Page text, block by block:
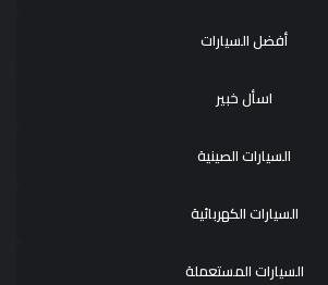
أفضل السيارات
اسأل خبير
السيارات الصينية
السيارات الكهربائية
السيارات المستعملة